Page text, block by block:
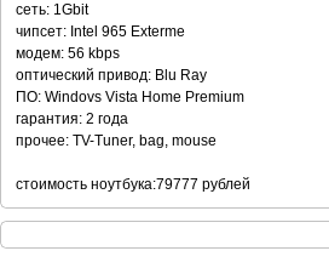
сеть: 1Gbit
чипсет: Intel 965 Exterme
модем: 56 kbps
оптический привод: Blu Ray
ПО: Windovs Vista Home Premium
гарантия: 2 года
прочее: TV-Tuner, bag, mouse
стоимость ноутбука:79777 рублей